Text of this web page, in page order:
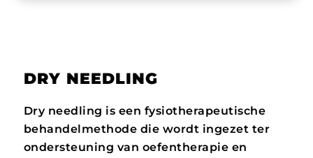
DRY NEEDLING
Dry needling is een fysiotherapeutische
behandelmethode die wordt ingezet ter
ondersteuning van oefentherapie en